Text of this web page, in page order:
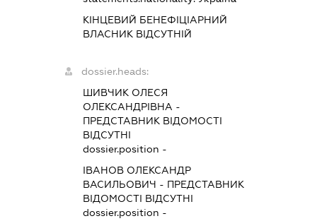
КІНЦЕВИЙ БЕНЕФІЦІАРНИЙ
ВЛАСНИК ВІДСУТНІЙ
dossier.heads:
ШИВЧИК ОЛЕСЯ
ОЛЕКСАНДРІВНА -
ПРЕДСТАВНИК ВІДОМОСТІ
ВІДСУТНІ
dossier.position -
ІВАНОВ ОЛЕКСАНДР
ВАСИЛЬОВИЧ - ПРЕДСТАВНИК
ВІДОМОСТІ ВІДСУТНІ
dossier.position -